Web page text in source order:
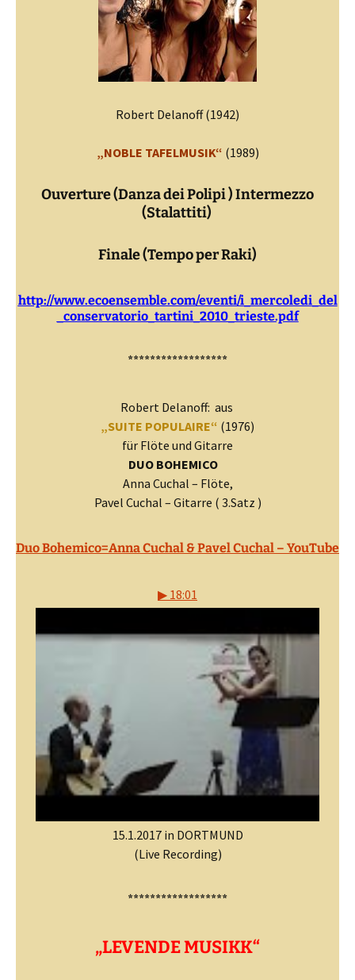
Robert Delanoff (1942)
„NOBLE TAFELMUSIK“ (1989)
Ouverture (Danza dei Polipi ) Intermezzo
(Stalattiti)
Finale (Tempo per Raki)
http://www.ecoensemble.com/eventi/i_mercoledi_del
_conservatorio_tartini_2010_trieste.pdf
******************
Robert Delanoff: aus
„SUITE POPULAIRE“ (1976)
für Flöte und Gitarre
DUO BOHEMICO
Anna Cuchal – Flöte,
Pavel Cuchal – Gitarre ( 3.Satz )
Duo Bohemico=Anna Cuchal & Pavel Cuchal – YouTube
▶ 18:01
15.1.2017 in DORTMUND
(Live Recording)
******************
„LEVENDE MUSIKK“